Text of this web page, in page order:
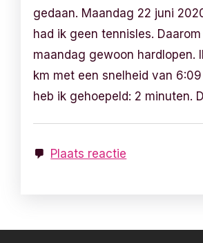
gedaan. Maandag 22 juni
had ik geen tennisles.
maandag gewoon hardlopen.
km met een snelheid van
heb ik gehoepeld: 2 minuten.
Plaats reactie